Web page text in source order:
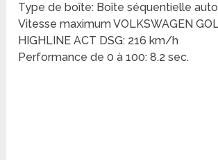
Type de boîte: Boîte séquentielle
Vitesse maximum VOLKSWAGEN
HIGHLINE ACT DSG: 216 km/h
Performance de 0 à 100: 8.2 sec.